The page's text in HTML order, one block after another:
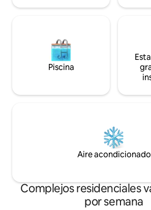
Piscina
Aire acondicionado
Complejos residenciales
por semana